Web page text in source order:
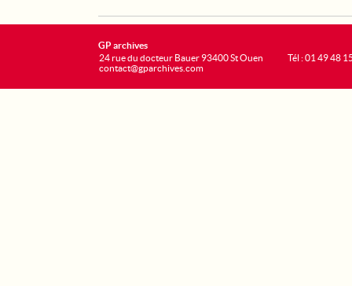
GP archives
24 rue du docteur Bauer 93400 St Ouen
contact@gparchives.com
Tél : 01 49 48